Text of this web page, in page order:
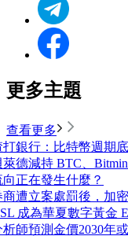
更多主題
查看更多
打銀行：比特幣週期
萊德減持 BTC、
向正在發生什麼？
商遭立案處罰後，加
成為華夏數字黃金
析師預測金價2030年